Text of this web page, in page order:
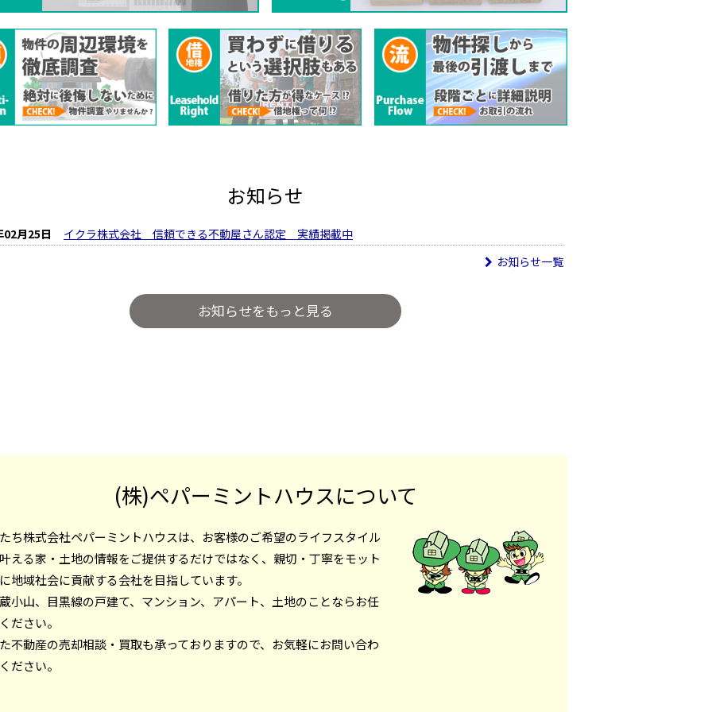
お知らせ
月25日
イクラ株式会社 信頼できる不動屋さん認定 実績掲載中
お知らせ一覧
お知らせをもっと見る
(株)ペパーミントハウスについて
ち株式会社ペパーミントハウスは、お客様のご希望のライフスタイル
える家・土地の情報をご提供するだけではなく、親切・丁寧をモット
地域社会に貢献する会社を目指しています。
小山、目黒線の戸建て、マンション、アパート、土地のことならお任
ださい。
不動産の売却相談・買取も承っておりますので、お気軽にお問い合わ
ださい。